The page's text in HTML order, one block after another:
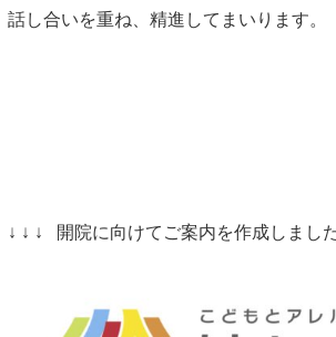
話し合いを重ね、精進してまいります。
↓ ↓ ↓ 開院に向けてご案内を作成しまし